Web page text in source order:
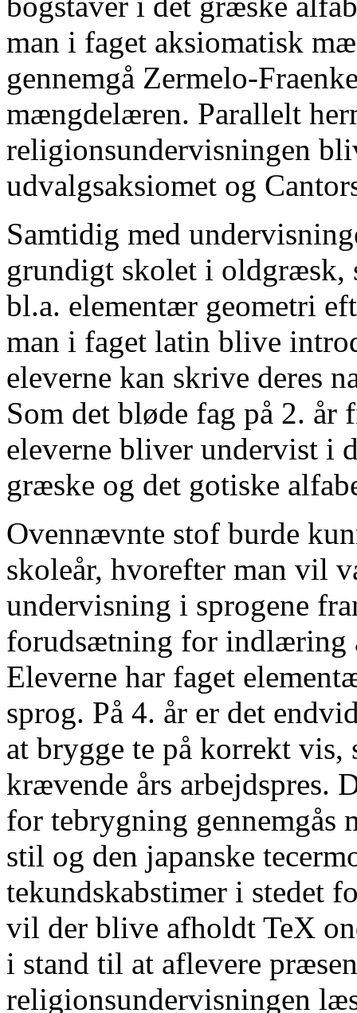
man i faget aksiomatisk
gennemgå Zermelo-
mængdelæren. Parallelt
religionsundervisningen
udvalgsaksiomet og
Samtidig med
grundigt skolet i oldgræsk,
bl.a. elementær geometri
man i faget latin blive
eleverne kan skrive deres
Som det bløde fag på 2.
eleverne bliver undervist i
græske og det gotiske
Ovennævnte stof burde
skoleår, hvorefter man vil
undervisning i sprogene
forudsætning for indlæring
Eleverne har faget
sprog. På 4. år er det
at brygge te på korrekt vis,
krævende års arbejdspres.
for tebrygning gennemgås
stil og den japanske
tekundskabstimer i stedet
vil der blive afholdt TeX
i stand til at aflevere
religionsundervisningen